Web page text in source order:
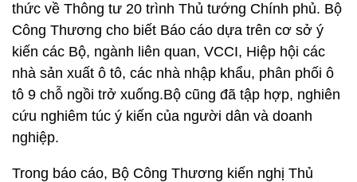
thức về Thông tư 20 trình Thủ tướng Chính phủ. Bộ
Công Thương cho biết Báo cáo dựa trên cơ sở ý
kiến các Bộ, ngành liên quan, VCCI, Hiệp hội các
nhà sản xuất ô tô, các nhà nhập khẩu, phân phối ô
tô 9 chỗ ngồi trở xuống.Bộ cũng đã tập hợp, nghiên
cứu nghiêm túc ý kiến của người dân và doanh
nghiệp.
Trong báo cáo, Bộ Công Thương kiến nghị Thủ